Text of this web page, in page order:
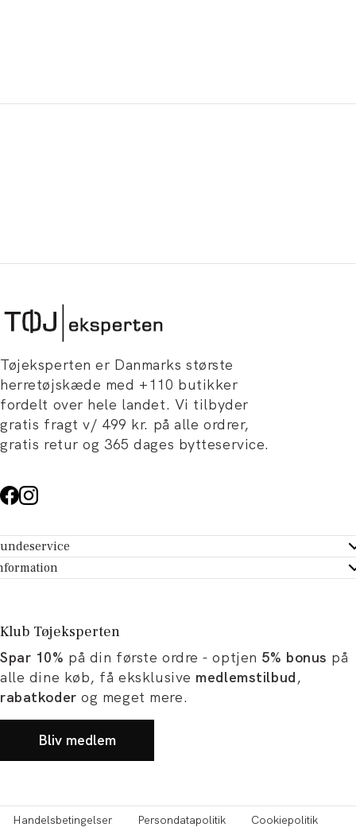
Tøjeksperten er Danmarks største
herretøjskæde med +110 butikker
fordelt over hele landet. Vi tilbyder
gratis fragt v/ 499 kr. på alle ordrer,
gratis retur og 365 dages bytteservice.
- Hjælpecenter
dit køb
Tøjeksperten
og artikler
og karriere
Klub Tøjeksperten
Spar 10% på din første ordre - optjen 5% bonus på
alle dine køb, få eksklusive medlemstilbud,
rabatkoder og meget mere.
Bliv medlem
Handelsbetingelser Persondatapolitik Cookiepolitik